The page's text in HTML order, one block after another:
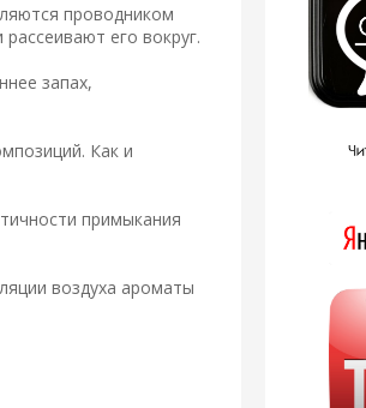
проводником
его вокруг.
запах,
Как и
примыкания
воздуха ароматы